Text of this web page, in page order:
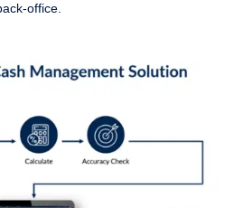
office.